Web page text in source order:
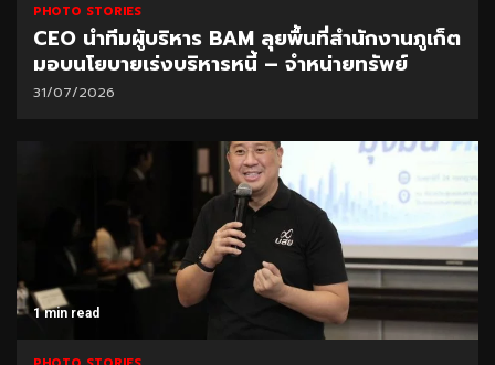
PHOTO STORIES
CEO นำทีมผู้บริหาร BAM ลุยพื้นที่สำนักงานภูเก็ต
มอบนโยบายเร่งบริหารหนี้ – จำหน่ายทรัพย์
31/07/2026
1 min read